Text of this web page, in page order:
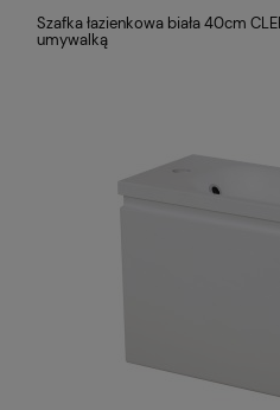
Szafka łazienkowa biała 40cm
umywalką